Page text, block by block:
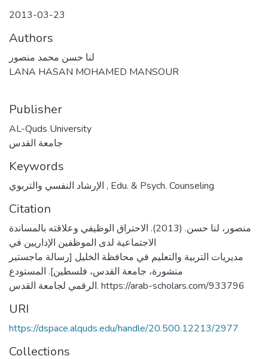
2013-03-23
Authors
لنا حسن محمد منصور
LANA HASAN MOHAMED MANSOUR
Publisher
AL-Quds University
جامعة القدس
Keywords
, Edu. & Psych. Counseling
Citation
منصور، لنا حسن. (2013). الاحتراق الوظيفي وعلاقته بالمساندة
الاجتماعية لدى الموظفين الإداريين في
مديريات التربية والتعليم في محافظة الخليل [رسالة ماجستير
منشورة، جامعة القدس، فلسطين]. المستودع
الرقمي لجامعة القدس. https://arab-scholars.com/933796
URI
https://dspace.alquds.edu/handle/20.500.12213/2977
Collections